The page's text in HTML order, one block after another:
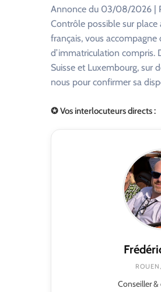
Annonce du 03/08/2026 |
Contrôle possible sur
français, vous
d’immatriculation compris.
Suisse et Luxembourg, sur
nous pour confirmer sa
✪ Vos interlocuteurs directs :
Conseiller